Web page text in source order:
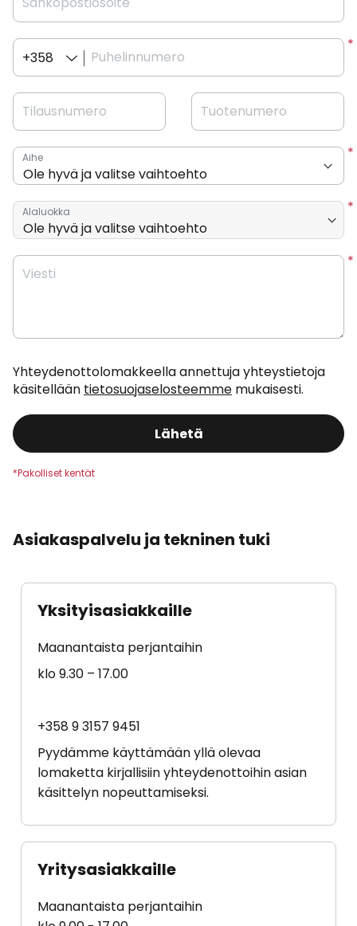
Puhelinnumero
+358
Tilausnumero Tuotenumero
Aihe
Alaluokka
Viesti
Yhteydenottolomakkeella annettuja yhteystietoja
käsitellään tietosuojaselosteemme mukaisesti.
Lähetä
Asiakaspalvelu ja tekninen tuki
Yksityisasiakkaille
Maanantaista perjantaihin
klo 9.30 – 17.00
+358 9 3157 9451
Pyydämme käyttämään yllä olevaa
lomaketta kirjallisiin yhteydenottoihin asian
käsittelyn nopeuttamiseksi.
Yritysasiakkaille
Maanantaista perjantaihin